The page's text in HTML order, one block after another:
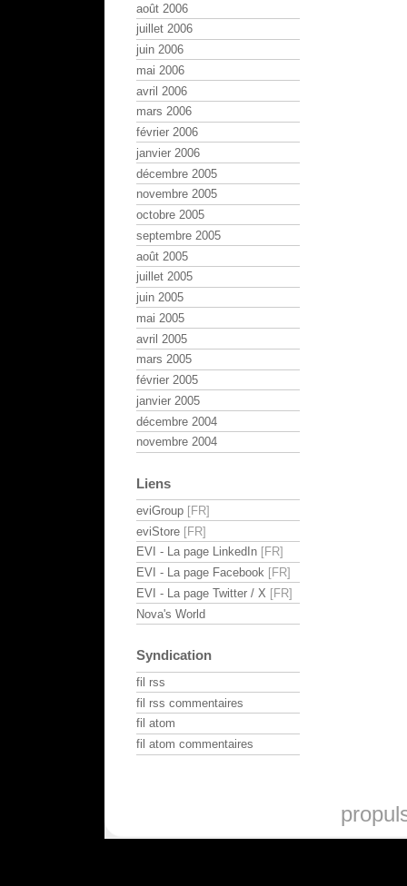
août 2006
juillet 2006
juin 2006
mai 2006
avril 2006
mars 2006
février 2006
janvier 2006
décembre 2005
novembre 2005
octobre 2005
septembre 2005
août 2005
juillet 2005
juin 2005
mai 2005
avril 2005
mars 2005
février 2005
janvier 2005
décembre 2004
novembre 2004
Liens
eviGroup
eviStore
EVI - La page LinkedIn
EVI - La page Facebook
EVI - La page Twitter / X
Nova's World
Syndication
fil rss
fil rss commentaires
fil atom
fil atom commentaires